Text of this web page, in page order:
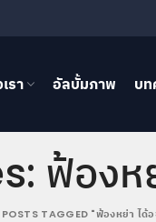
รา อัลบั้มภาพ บท
ฟ้องหย่
POSTS TAGGED "ฟ้องหย่า ได้อ